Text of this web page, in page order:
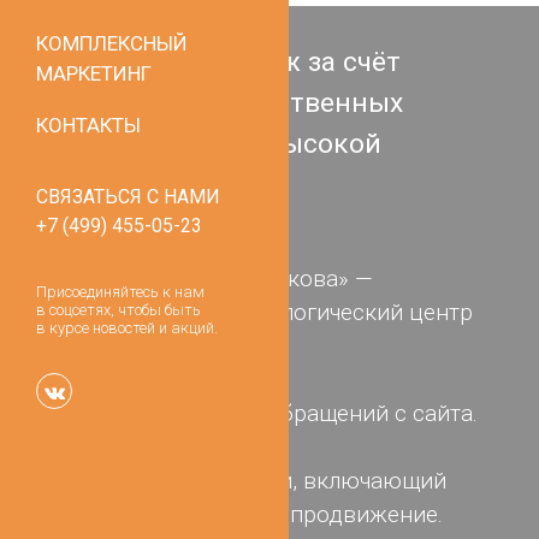
КОМПЛЕКСНЫЙ
МАРКЕТИНГ
КОНТАКТЫ
СВЯЗАТЬСЯ С НАМИ
+7 (499) 455-05-23
Присоединяйтесь к нам
в соцсетях, чтобы быть
в курсе новостей и акций.
Увеличение продаж за счёт
привлечения качественных
целевых лидов с высокой
конверсией
Заказчик:
«Клиника доктора Шипкова» —
современный стоматологический центр
shipkovclinic.ru
Цель:
Увеличение целевых обращений с сайта.
Комплекс мероприятий, включающий
разработку сайта и его продвижение.